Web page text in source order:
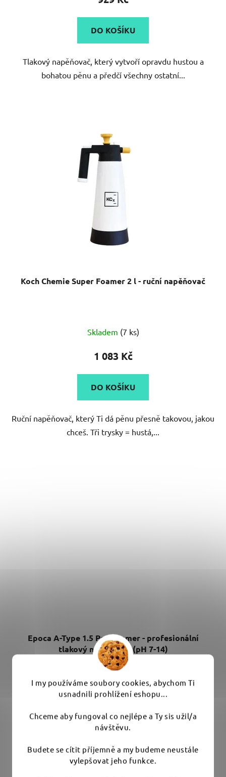
I my používáme soubory cookies, abychom Ti
usnadnili prohlížení eshopu...
Chceme aby fungoval co nejlépe a Ty sis užil/a
návštěvu.
Budete se cítit příjemně a my budeme neustále
vylepšovat jeho funkce.
4,9
z
hvězdiček.
DO KOŠÍKU
Tlakový napěňovač, který vytvoří opravdu hustou a
bohatou pěnu a předčí všechny ostatní...
Koch Chemie Super Foamer 2 l - ruční napěňovač
Skladem (7 ks)
1 083 Kč
DO KOŠÍKU
Ruční napěňovač, který Ti dá pěnu přesně takovou, jakou
chceš. Tři trysky = hustá,...
Epoca A-Type 1.5 Pro Foamer - profesionální
tlakový napěňovač (pH 7-14)
Průměrné
hodnocení
je
z
5
Skladem (3 ks)
779 Kč
DO KOŠÍKU